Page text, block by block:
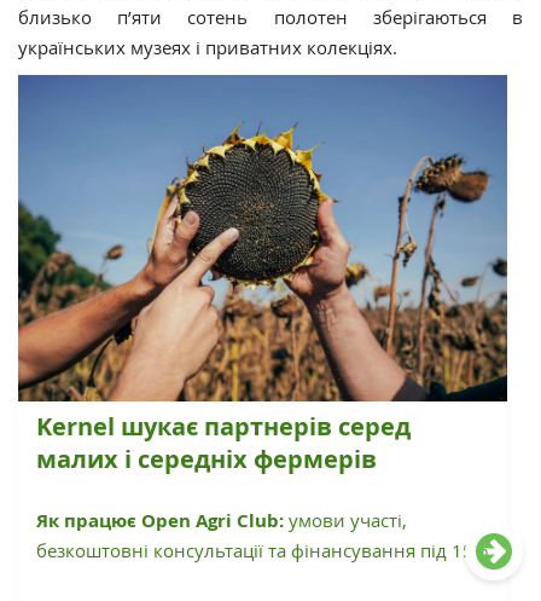
близько п’яти сотень полотен зберігаються в
українських музеях і приватних колекціях.
Kernel шукає партнерів серед
малих і середніх фермерів
Як працює Open Agri Club: умови участі,
безкоштовні консультації та фінансування під 15%